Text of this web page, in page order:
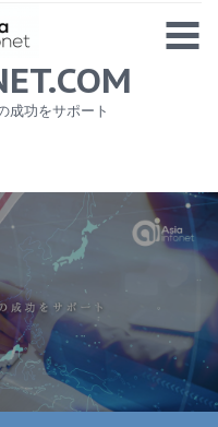
1
について
成功をサポート